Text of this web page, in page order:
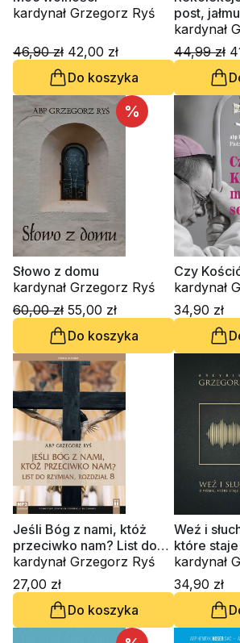
kardynał Grzegorz Ryś
46,90 zł 42,00 zł
Do koszyka
post,
44,99 zł
%
Słowo z domu
kardynał Grzegorz Ryś
60,00 zł 55,00 zł
Do koszyka
Czy
34,90 zł
Jeśli Bóg z nami, któż
przeciwko nam? List do
Rzymian, rozdział 8 (CD-
audiobook)
kardynał Grzegorz Ryś
27,00 zł
Do koszyka
Weź i
które staje
34,90 zł